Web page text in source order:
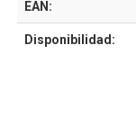
EAN:
Disponibilidad: